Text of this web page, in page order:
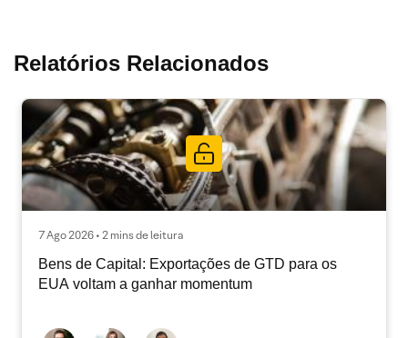
Relatórios Relacionados
7 Ago 2026 • 2 mins de leitura
Bens de Capital: Exportações de GTD para os
EUA voltam a ganhar momentum